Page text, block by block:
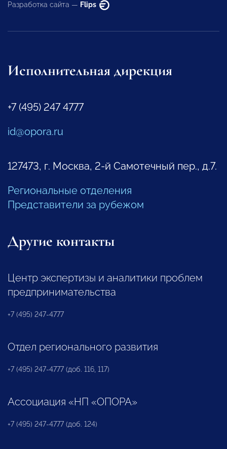
Разработка сайта — Flips
Исполнительная дирекция
+7 (495) 247 4777
id@opora.ru
127473, г. Москва, 2-й Самотечный пер., д.7.
Региональные отделения
Представители за рубежом
Другие контакты
Центр экспертизы и аналитики проблем
предпринимательства
+7 (495) 247-4777
Отдел регионального развития
+7 (495) 247-4777 (доб. 116, 117)
Ассоциация «НП «ОПОРА»
+7 (495) 247-4777 (доб. 124)